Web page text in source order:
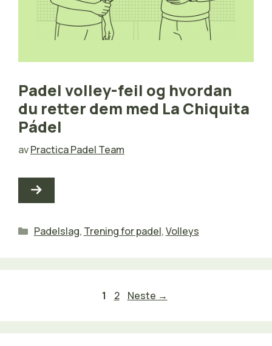
Padel volley-feil og hvordan
du retter dem med La Chiquita
Pádel
avPractica Padel Team
Kategorier
Padelslag, Trening for padel,Volleys
Side
1 Side
2 Neste →